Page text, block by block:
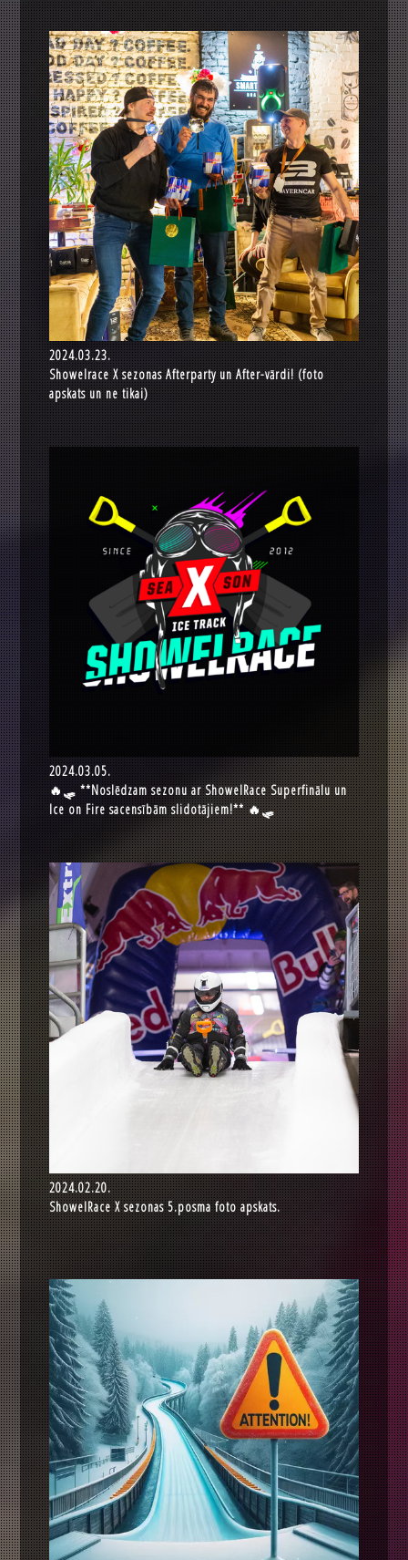
2024.03.23.
Showelrace X sezonas Afterparty un After-vārdi! (foto
apskats un ne tikai)
2024.03.05.
🔥🛷 **Noslēdzam sezonu ar ShowelRace Superfinālu un
Ice on Fire sacensībām slidotājiem!** 🔥🛷
2024.02.20.
ShowelRace X sezonas 5.posma foto apskats.